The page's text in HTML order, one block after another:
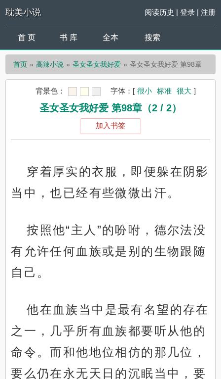
耽美小说 阅读历史 | 登录| 注册
首 页 书 库 全本 搜索
首页 高辣小说 圣女圣女我好爱 圣女圣女我好爱 第98章
背景色： 字体： [ 很小 标准 很大 ]
圣女圣女我好爱 第98章（2 / 2）
加入书签
穿着厚实的衣服，即便躲在阴影
当中，也已经有些微微出汗。
按照他“主人”的吩咐，德尔法没
有允许任何血族或是别的生物跟随
自己。
他在血族当中是最有名望的存在
之一，几乎所有血族都要听从他的
命令。而和他地位相仿的那几位，
要么仍在永无天日的沉眠当中，要